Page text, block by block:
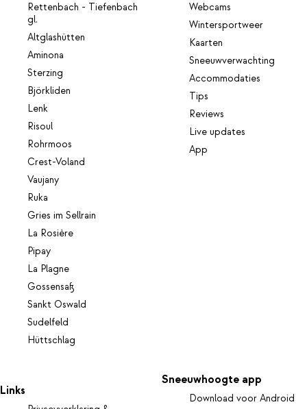
Rettenbach - Tiefenbach
gl.
Altglashütten
Aminona
Sterzing
Björkliden
Lenk
Risoul
Rohrmoos
Crest-Voland
Vaujany
Ruka
Gries im Sellrain
La Rosière
Pipay
La Plagne
Gossensaß
Sankt Oswald
Sudelfeld
Hüttschlag
Webcams
Wintersportweer
Kaarten
Sneeuwverwachting
Accommodaties
Tips
Reviews
Live updates
App
Links
Sneeuwhoogte app
Download voor Android